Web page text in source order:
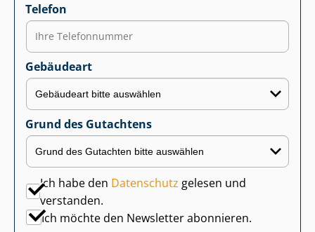
Telefon
Gebäudeart
Grund des Gutachtens
Ich habe den Datenschutz gelesen und
verstanden.
Ich möchte den Newsletter abonnieren.